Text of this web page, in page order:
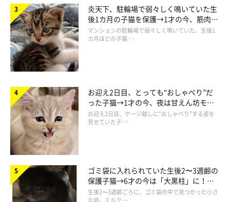
避妊手術後、エリザベスウエアを着るみけさん
@KMS3610
また、みけさんは見た目のほかに、次のようなところが変化した
といいます。
炎天下、駐輪場で弱々しく鳴いていた生
後1カ月の子猫を保護→1才の今、筋肉質
でツンデレなコに成長
マンションの駐輪場で弱々しく鳴いていた、生後1
カ月ほどの子猫 …
お迎え2日目、とっても“おしゃべり”だ
った子猫→1才の今、夜は甘えん坊モー
ドになるコに成長！
お迎え2日目、ケージ越しに“おしゃべり”する姿を
見せていた子 …
ゴミ袋に入れられていた生後2〜3週齢の
保護子猫→6才の今は「大黒柱」に！
美しい黒猫に成長した姿にグッとくる
生後2〜3週齢ごろに、ゴミ袋の中で見つかった小さ
な命。ミルク …